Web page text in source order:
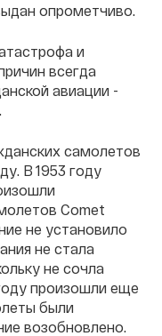
опрометчиво.
и
всегда
авиации -
самолетов
В 1953 году
Comet
не установило
не стала
не сочла
произошли еще
были
возобновлено.